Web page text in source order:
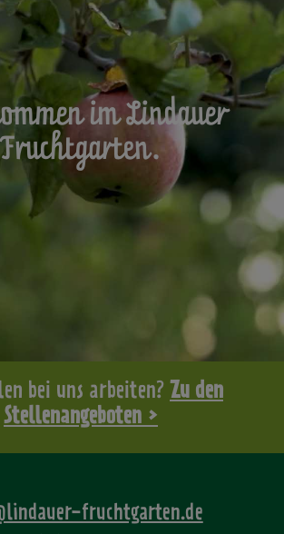
im Lindauer
Fruchtgarten.
bei uns arbeiten? Zu den
Stellenangeboten >
fruchtgarten.de